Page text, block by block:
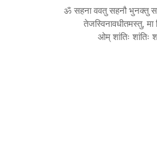
ॐ सहना ववतु सहनौ भुनक्तु
तेजस्विनावधीतमस्तु, मा
ओम् शांतिः शांतिः